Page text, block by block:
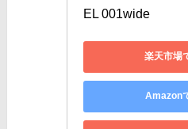
EL 001wide
楽天市場
Amazon